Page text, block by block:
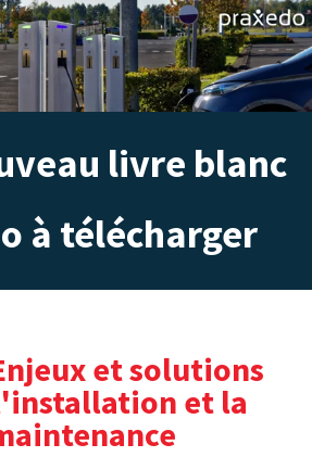
livre blanc
à télécharger
et solutions
et la